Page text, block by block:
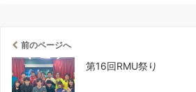
前のページへ
第16回RMU祭り